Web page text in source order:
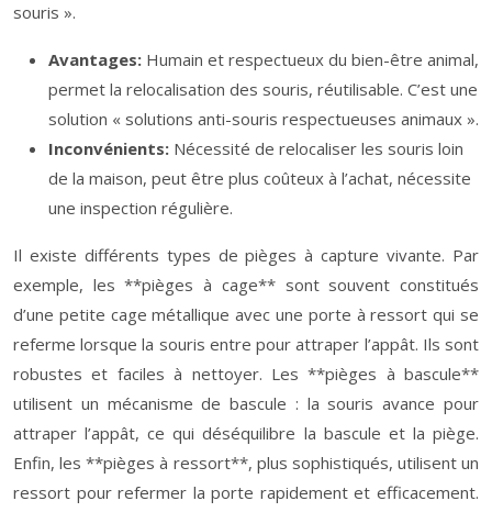
souris ».
Avantages: Humain et respectueux du bien-être animal,
permet la relocalisation des souris, réutilisable. C’est une
solution « solutions anti-souris respectueuses animaux ».
Inconvénients: Nécessité de relocaliser les souris loin
de la maison, peut être plus coûteux à l’achat, nécessite
une inspection régulière.
Il existe différents types de pièges à capture vivante. Par
exemple, les **pièges à cage** sont souvent constitués
d’une petite cage métallique avec une porte à ressort qui se
referme lorsque la souris entre pour attraper l’appât. Ils sont
robustes et faciles à nettoyer. Les **pièges à bascule**
utilisent un mécanisme de bascule : la souris avance pour
attraper l’appât, ce qui déséquilibre la bascule et la piège.
Enfin, les **pièges à ressort**, plus sophistiqués, utilisent un
ressort pour refermer la porte rapidement et efficacement.